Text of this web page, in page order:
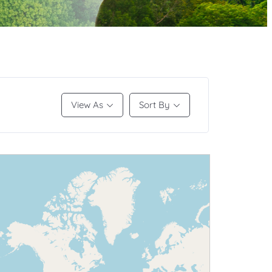
View As Sort By